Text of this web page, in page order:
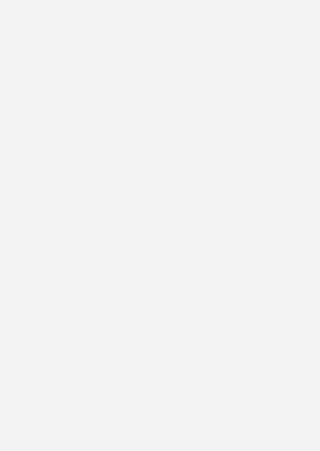
vorgesehene Beratungspflicht: „Ab
von entsprechenden Heizungen [Anm. d.
%-H2-ready-Gas-Heizungen gemeint] nur
erfolgt, die auf mögliche
Wärmeplanung und die mögliche
es entsprechende
CO
und
vor:
Heizungssysteme sollen die